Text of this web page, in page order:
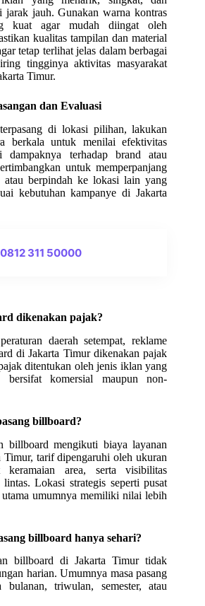
jarak jauh. Gunakan warna kontras
kuat agar mudah diingat oleh
kualitas tampilan dan material
tetap terlihat jelas dalam berbagai
tingginya aktivitas masyarakat
Timur.
dan Evaluasi
di lokasi pilihan, lakukan
berkala untuk menilai efektivitas
dampaknya terhadap brand atau
untuk memperpanjang
atau berpindah ke lokasi lain yang
kebutuhan kampanye di Jakarta
311 50000
dikenakan pajak?
daerah setempat, reklame
di Jakarta Timur dikenakan pajak
ditentukan oleh jenis iklan yang
bersifat komersial maupun non-
billboard?
billboard mengikuti biaya layanan
Timur, tarif dipengaruhi oleh ukuran
keramaian area, serta visibilitas
Lokasi strategis seperti pusat
umumnya memiliki nilai lebih
billboard hanya sehari?
billboard di Jakarta Timur tidak
harian. Umumnya masa pasang
bulanan, triwulan, semester, atau